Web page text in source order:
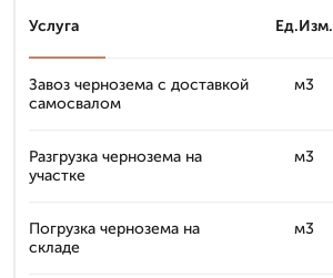
Услуга Ед.Изм.
Завоз чернозема с доставкой
самосвалом
м3
Разгрузка чернозема на
участке
м3
Погрузка чернозема на
складе
м3